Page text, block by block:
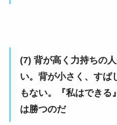
(7) 背が高く力持ちの
い。背が小さく、すば
もない。『私はできる
は勝つのだ